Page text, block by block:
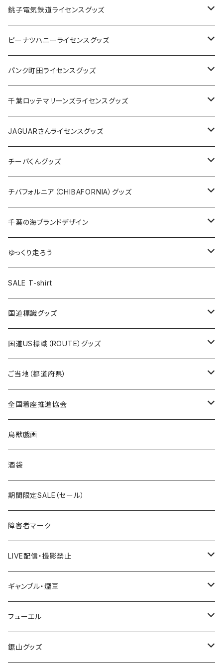
Tシャツ
キャップ
ステッカー
缶バッジ
ホテルキーホルダー
銚子電気鉄道ライセンスグッズ
ステッカー
缶バッジ
アクリルキーホルダー
ホテルキーホルダー
クリアファイル
Tシャツ
キャップ
トートバッグ
ランチバッグ
エコバッグ
ピーナツハニーライセンスグッズ
Tシャツ
キャップ
バッグ
ステッカー
缶バッジ
キーホルダー
クリアファイル
パンク町田ライセンスグッズ
Tシャツ
キャップ
バッグ
ステッカー
缶バッジ
キーホルダー
クリアファイル
千葉ロッテマリーンズライセンスグッズ
ステッカー
ステッカー
ステッカー大
缶バッジ
缶バッジ32mm
缶バッジ54mm
エコバッグ
JAGUARさんコラボグッズ
Tシャツ
ステッカー
サコッシュ
ホテルキーホルダー
モーテルキーホルダー
トートバッグ
JAGUARさんライセンスグッズ
Tシャツ
ステッカー
缶バッジ
クリアファイル
マスク
エコバッグ
千葉ロッテマリーンズコラボ
チーバくんグッズ
Tシャツ
キャップ
エコバッグ
ステッカー
モーテルキーホルダー
ホテルキーホルダー
トートバッグ
チバフォルニア（CHIBAFORNIA）グッズ
Tシャツ
キャップ
ステッカー
ホテルキーホルダー
千葉の海ブランドデザイン
Tシャツ
キャップ
ステッカー
ゆっくり走ろう
Tシャツ
ステッカー
ホテルキーホルダー
SALE T-shirt
国道標識グッズ
ステッカー
国道0～99号線
国道100～199号線
国道600～699号線
国道700～799号線
Tシャツ
キャップ
国道US標識（ROUTE）グッズ
ステッカー
ROUTE 0～99号線
ROUTE100～199号線
ROUTE600～699号線
ROUTE700～799号線
Tシャツ
ROUTE 0～99号線
ROUTE 100～199号線
ROUTE 600～699号線
ROUTE 700～799号線
キャップ
ROUTE 0～99号線
ROUTE 100～199号線
ROUTE 600～699号線
ROUTE 700～799号線
ご当地（都道府県）
北海道
青森県
岩手県
宮城県
秋田県
Tシャツ
ステッカー
山形県
福島県
茨城県
栃木県
全国着座推進協会
ステッカー
鳥獣戯画
酒袋
期間限定SALE（セール）
障害者マーク
LIVE配信・撮影禁止
LIVE配信禁止
撮影禁止
ギャンブル・煙草
ホテルキーホルダー
たばこ・禁煙ステッカー
フューエル
ステッカー
鋸山グッズ